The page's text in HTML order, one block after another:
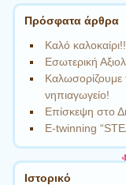
Πρόσφατα άρθρα
Καλό
Εσωτερική
Καλωσορίζουμε
νηπιαγωγείο!
Επίσκεψη στο
Ε-twinning
Ιστορικό